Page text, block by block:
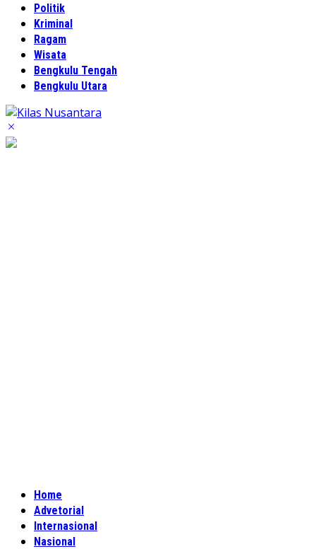
Politik
Kriminal
Ragam
Wisata
Bengkulu Tengah
Bengkulu Utara
Home
Advetorial
Internasional
Nasional